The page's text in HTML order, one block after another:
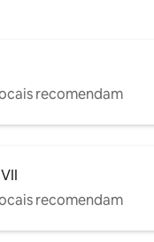
recomendam
recomendam